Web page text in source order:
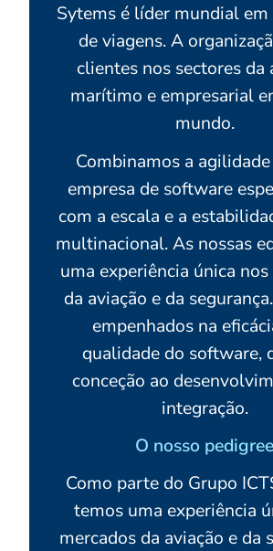
Sytems é líder mundial em
de viagens. A
clientes nos sectores da
marítimo e empresarial
mundo.
Combinamos a
empresa de software
com a escala e a
multinacional. As nossas
uma experiência única
da aviação e da
empenhados na
qualidade do software,
conceção ao
integração.
O nosso pedigree
Como parte do Grupo
temos uma experiência
mercados da aviação e da